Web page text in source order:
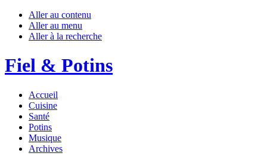
Aller au contenu
Aller au menu
Aller à la recherche
Fiel & Potins
Accueil
Cuisine
Santé
Potins
Musique
Archives